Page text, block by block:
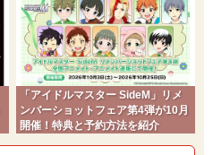
「アイドルマスター SideM」リメ
ンバーショットフェア第4弾が10月
開催！特典と予約方法を紹介